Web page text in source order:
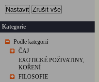
Nastavit Zrušit vše
Kategorie
Podle kategorií
ČAJ
EXOTICKÉ POŽIVATINY,
KOŘENÍ
FILOSOFIE